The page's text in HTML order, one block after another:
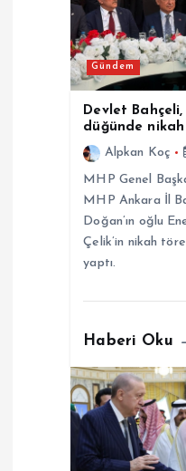
Gündem
Devlet
düğünde
Alpkan Koç
MHP Genel
MHP Ankara İl
Doğan’ın oğlu
Çelik’in nikah
yaptı.
Haberi Oku